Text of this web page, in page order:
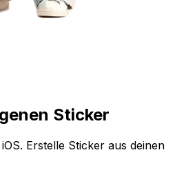
Sticker
Erstelle Sticker aus deinen